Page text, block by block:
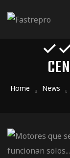
✓✓
Home News